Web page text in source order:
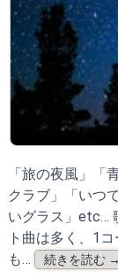
「旅の夜風」「
クラブ」「いつ
いグラス」etc…
ト曲は多く、1
も…
続きを読む →